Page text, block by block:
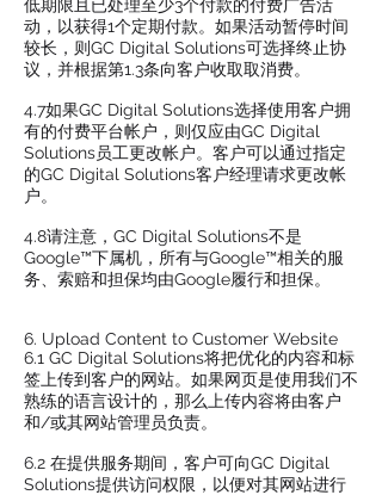
低期限且已处理至少3个付款的付费广告活
动，以获得1个定期付款。如果活动暂停时间
较长，则GC Digital Solutions可选择终止协
议，并根据第1.3条向客户收取取消费。
4.7如果GC Digital Solutions选择使用客户拥
有的付费平台帐户，则仅应由GC Digital
Solutions员工更改帐户。客户可以通过指定
的GC Digital Solutions客户经理请求更改帐
户。
4.8请注意，GC Digital Solutions不是
Google™下属机，所有与Google™相关的服
务、索赔和担保均由Google履行和担保。
6. Upload Content to Customer Website
6.1 GC Digital Solutions将把优化的内容和标
签上传到客户的网站。如果网页是使用我们不
熟练的语言设计的，那么上传内容将由客户
和/或其网站管理员负责。
6.2 在提供服务期间，客户可向GC Digital
Solutions提供访问权限，以便对其网站进行